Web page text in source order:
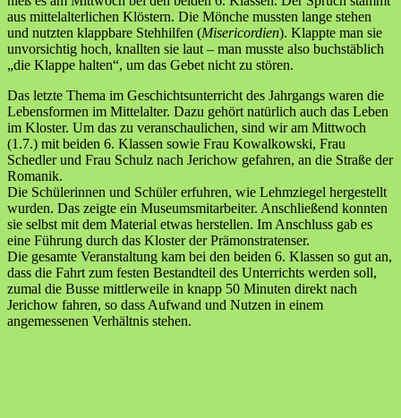
aus mittelalterlichen Klöstern. Die Mönche mussten lange stehen
und nutzten klappbare Stehhilfen (Misericordien). Klappte man sie
unvorsichtig hoch, knallten sie laut – man musste also buchstäblich
„die Klappe halten“, um das Gebet nicht zu stören.
Das letzte Thema im Geschichtsunterricht des Jahrgangs waren die
Lebensformen im Mittelalter. Dazu gehört natürlich auch das Leben
im Kloster. Um das zu veranschaulichen, sind wir am Mittwoch
(1.7.) mit beiden 6. Klassen sowie Frau Kowalkowski, Frau
Schedler und Frau Schulz nach Jerichow gefahren, an die Straße der
Romanik.
Die Schülerinnen und Schüler erfuhren, wie Lehmziegel hergestellt
wurden. Das zeigte ein Museumsmitarbeiter. Anschließend konnten
sie selbst mit dem Material etwas herstellen. Im Anschluss gab es
eine Führung durch das Kloster der Prämonstratenser.
Die gesamte Veranstaltung kam bei den beiden 6. Klassen so gut an,
dass die Fahrt zum festen Bestandteil des Unterrichts werden soll,
zumal die Busse mittlerweile in knapp 50 Minuten direkt nach
Jerichow fahren, so dass Aufwand und Nutzen in einem
angemessenen Verhältnis stehen.